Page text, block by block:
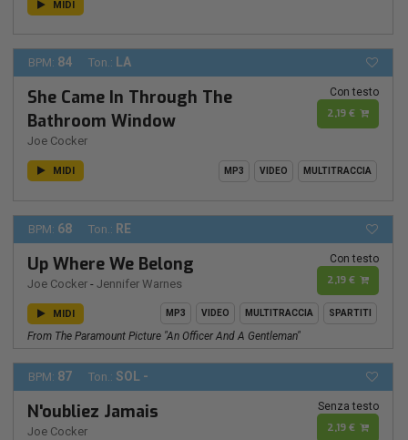
MIDI
BPM: 84 Ton.: LA
She Came In Through The
Bathroom Window
Joe Cocker
Con testo
2,19 €
MIDI MP3 VIDEO MULTITRACCIA
BPM: 68 Ton.: RE
Up Where We Belong
Joe Cocker - Jennifer Warnes
Con testo
2,19 €
MIDI MP3 VIDEO MULTITRACCIA SPARTITI
From The Paramount Picture "an Officer And A Gentleman"
BPM: 87 Ton.: SOL -
N'oubliez Jamais
Joe Cocker
Senza testo
2,19 €